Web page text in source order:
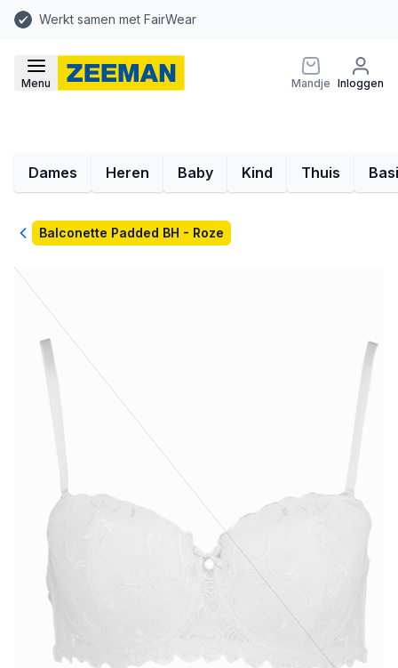
Werkt samen met FairWear
Menu Mandje Inloggen
Dames Heren Baby Kind Thuis
TerugBalconette Padded BH - Roze